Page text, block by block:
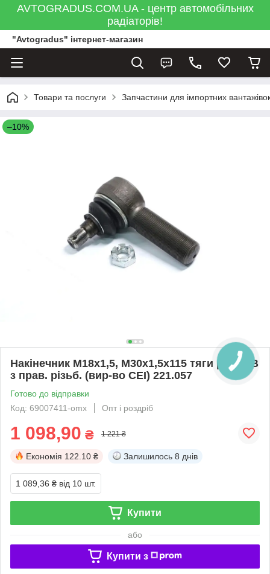
AVTOGRADUS.COM.UA - центр автомобільних
радіаторів!
"Avtogradus" інтернет-магазин
Товари та послуги Запчастини для імпортних
–10%
Накінечник М18x1,5, М30x1,5x115 тяги рул. MB
з прав. різьб. (вир-во CEI) 221.057
Готово до відправки
Код: 69007411-omx
Опт і роздріб
1 098,90 ₴ 1 221 ₴
Економія 122.10 ₴ Залишилось 8 днів
1 089,36 ₴ від 10 шт.
Купити
або
Купити з